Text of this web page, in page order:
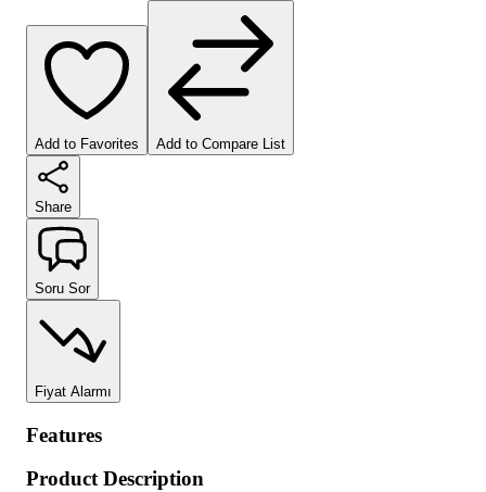
Add to Favorites Add to Compare List
Share
Soru Sor
Fiyat Alarmı
Features
Product Description